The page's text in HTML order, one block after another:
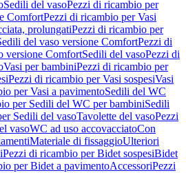
Sedili del vasoPezzi di ricambio per
ComfortPezzi di ricambio per Vasi
prolungatiPezzi di ricambio per
del vaso versione ComfortPezzi di
versione ComfortSedili del vasoPezzi di
Vasi per bambiniPezzi di ricambio per
Pezzi di ricambio per Vasi sospesiVasi
per Vasi a pavimentoSedili del WC
per Sedili del WC per bambiniSedili
Sedili del vasoTavolette del vasoPezzi
vasoWC ad uso accovacciatoCon
Materiale di fissaggioUlteriori
Pezzi di ricambio per Bidet sospesiBidet
per Bidet a pavimentoAccessoriPezzi